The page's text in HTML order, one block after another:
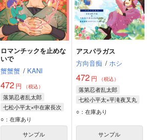
ロマンチックを止めな
いで
蟹蟹蟹 / KANI
472 円 （税込）
落第忍者乱太郎
七松小平太×中在家長次
七松小平太
中在家長次
○：在庫あり
サンプル
アスパラガス
方向音痴 / ホシ
472円 （税込）
落第忍者乱太郎
七松小平太×平滝夜叉丸
七松小平太
○：在庫あり
サンプル